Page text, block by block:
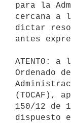
para la
cercana a
dictar
antes
ATENTO:
Ordenado
(TOCAF),
150/12 de
dispuesto